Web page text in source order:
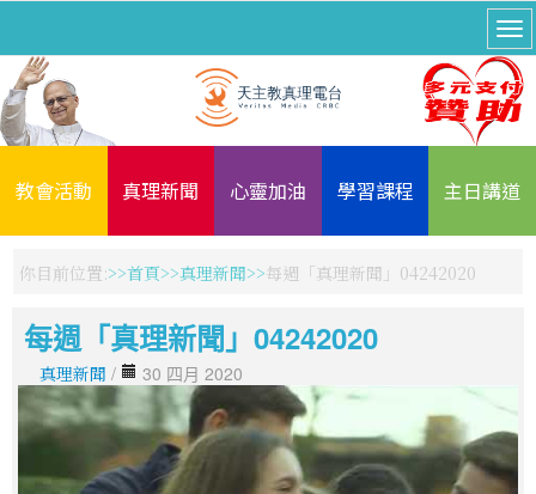
教會活動 真理新聞 心靈加油 學習課程 主日講道
你目前位置: 首頁 真理新聞 每週「真理新聞」04242020
每週「真理新聞」04242020
真理新聞 / 30 四月 2020